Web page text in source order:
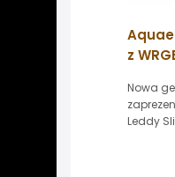
z
Nowa
Leddy